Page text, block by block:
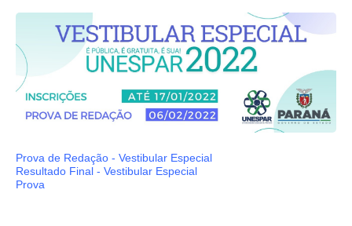
Prova de Redação - Vestibular Especial
Resultado Final - Vestibular Especial
Prova